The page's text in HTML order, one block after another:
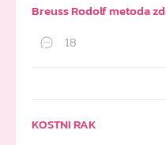
Breuss Rodolf metoda
18
KOSTNI RAK